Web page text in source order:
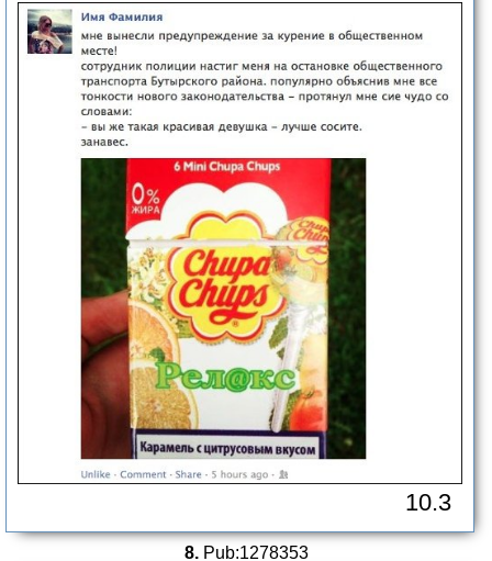
10.3
8.Pub:1278353